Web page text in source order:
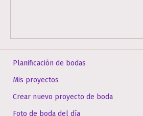
Planificación de bodas
Mis proyectos
Crear nuevo proyecto de boda
Foto de boda del día